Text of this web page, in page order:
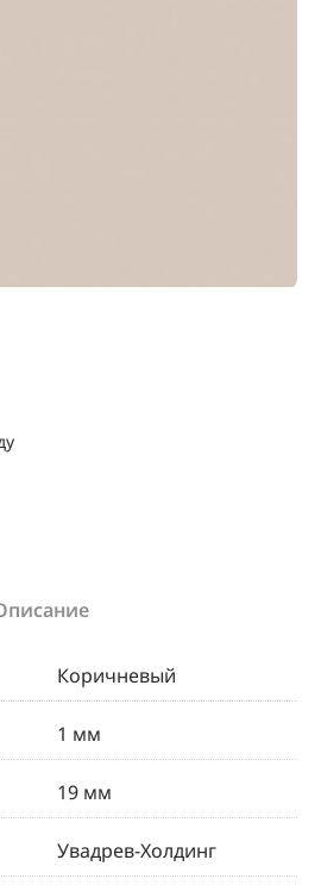
Коричневый
1 мм
19 мм
Увадрев-Холдинг